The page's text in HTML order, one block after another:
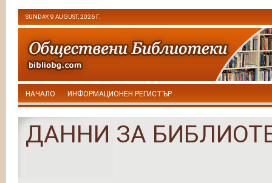
SUNDAY, 9 AUGUST, 2026 Г.
НАЧАЛО ИНФОРМАЦИОНЕН РЕГИСТЪР
ДАННИ ЗА